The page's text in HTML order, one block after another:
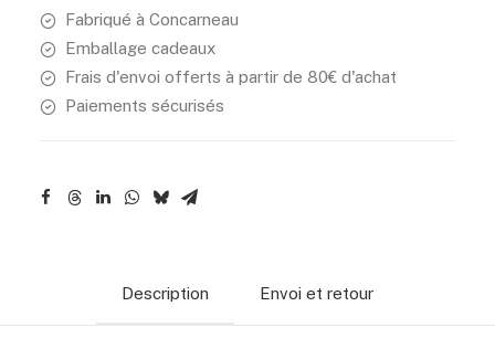
Fabriqué à Concarneau
Emballage cadeaux
Frais d'envoi offerts à partir de 80€ d'achat
Paiements sécurisés
Description Envoi et retour